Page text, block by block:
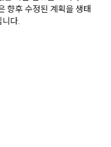
향후 수정된 계획을 생태
다.